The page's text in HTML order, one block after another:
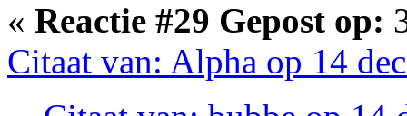
« Reactie #29 Gepost op:
Citaat van: Alpha op 14